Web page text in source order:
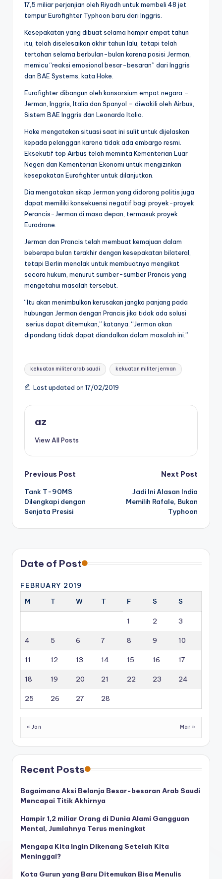
17,5 miliar perjanjian oleh Riyadh untuk membeli 48 jet
tempur Eurofighter Typhoon baru dari Inggris.
Kesepakatan yang dibuat selama hampir empat tahun
itu, telah diselesaikan akhir tahun lalu, tetapi telah
tertahan selama berbulan-bulan karena posisi Jerman,
memicu “reaksi emosional besar-besaran” dari Inggris
dan BAE Systems, kata Hoke.
Eurofighter dibangun oleh konsorsium empat negara –
Jerman, Inggris, Italia dan Spanyol – diwakili oleh Airbus,
Sistem BAE Inggris dan Leonardo Italia.
Hoke mengatakan situasi saat ini sulit untuk dijelaskan
kepada pelanggan karena tidak ada embargo resmi.
Eksekutif top Airbus telah meminta Kementerian Luar
Negeri dan Kementerian Ekonomi untuk mengizinkan
kesepakatan Eurofighter untuk dilanjutkan.
Dia mengatakan sikap Jerman yang didorong politis juga
dapat memiliki konsekuensi negatif bagi proyek-proyek
Perancis-Jerman di masa depan, termasuk proyek
Eurodrone.
Jerman dan Prancis telah membuat kemajuan dalam
beberapa bulan terakhir dengan kesepakatan bilateral,
tetapi Berlin menolak untuk membuatnya mengikat
secara hukum, menurut sumber-sumber Prancis yang
mengetahui masalah tersebut.
“Itu akan menimbulkan kerusakan jangka panjang pada
hubungan Jerman dengan Prancis jika tidak ada solusi
serius dapat ditemukan,” katanya. “Jerman akan
dipandang tidak dapat diandalkan dalam masalah ini.”
Tags:
kekuatan militer arab saudi kekuatan militer jerman
Last updated on 17/02/2019
az
View All Posts
Post
navigation
Previous Post
Tank T-90MS
Dilengkapi dengan
Senjata Presisi
Next Post
Jadi Ini Alasan India
Memilih Rafale, Bukan
Typhoon
Date of Post
FEBRUARY 2019
M
T W T F S S
1 2 3
4 5 6 7 8 9 10
11 12 13 14 15 16 17
18 19 20 21 22 23 24
25 26 27 28
« Jan Mar »
Recent Posts
Bagaimana Aksi Belanja Besar-besaran Arab Saudi
Mencapai Titik Akhirnya
Hampir 1,2 miliar Orang di Dunia Alami Gangguan
Mental, Jumlahnya Terus meningkat
Mengapa Kita Ingin Dikenang Setelah Kita
Meninggal?
Kota Gurun yang Baru Ditemukan Bisa Menulis